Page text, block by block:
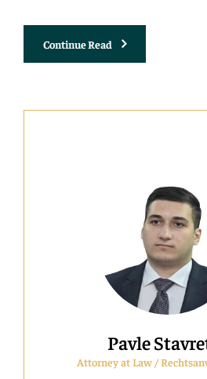
Continue Read
In
Pavle
Attorney at Law /